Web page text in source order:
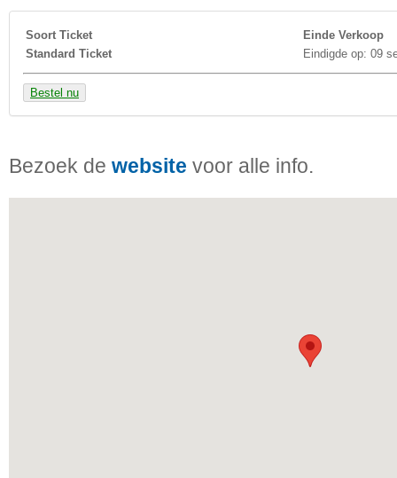
Soort Ticket
Einde Verkoop
Standard Ticket
Eindigde op: 09
Bestel nu
Bezoek de website voor alle info.